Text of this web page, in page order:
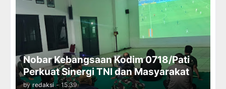
Nobar Kebangsaan Kodim 0718/Pati
Perkuat Sinergi TNI dan Masyarakat
by redaksi - 15.39